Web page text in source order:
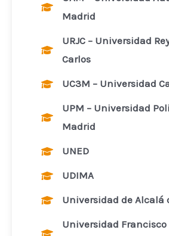
Madrid
URJC – Universidad
Carlos
UC3M – Universidad
UPM – Universidad
Madrid
UNED
UDIMA
Universidad de Alcalá
Universidad